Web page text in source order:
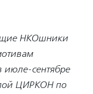
НКОшники
июле-сентябре
ЦИРКОН по